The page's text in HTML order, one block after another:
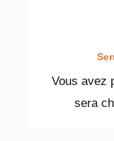
Vous avez
sera